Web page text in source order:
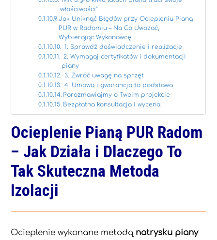
właściwości”
Jak Uniknąć Błędów przy Ociepleniu Pianą
PUR w Radomiu – Na Co Uważać,
Wybierając Wykonawcę
1. Sprawdź doświadczenie i realizacje
2. Wymagaj certyfikatów i dokumentacji
piany
3. Zwróć uwagę na sprzęt
4. Umowa i gwarancja to podstawa
Porozmawiajmy o Twoim projekcie
Bezpłatna konsultacja i wycena.
Ocieplenie Pianą PUR Radom
– Jak Działa i Dlaczego To
Tak Skuteczna Metoda
Izolacji
Ocieplenie wykonane metodą natrysku piany